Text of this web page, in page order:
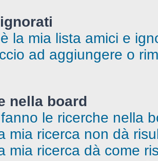
la mia lista amici e
ad aggiungere o
nella board
le ricerche nella
mia ricerca non dà
mia ricerca dà come